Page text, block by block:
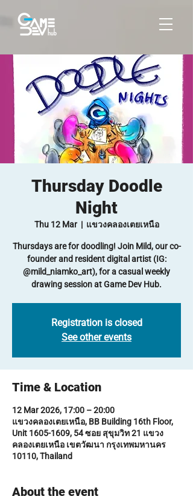
Thursday Doodle
Night
Thu 12 Mar
  |
แขวงคลองเตยเหนือ
Thursdays are for doodling! Join Mild, our co-
founder and resident digital artist (IG:
@mild_niamko_art), for a casual weekly
drawing session at Game Dev Hub.
Registration is closed
See other events
Time & Location
12 Mar 2026, 17:00 – 20:00
แขวงคลองเตยเหนือ, BB Building 16th Floor,
Unit 1605-1609, 54 ซอย สุขุมวิท 21 แขวง
คลองเตยเหนือ เขตวัฒนา กรุงเทพมหานคร
10110, Thailand
About the event